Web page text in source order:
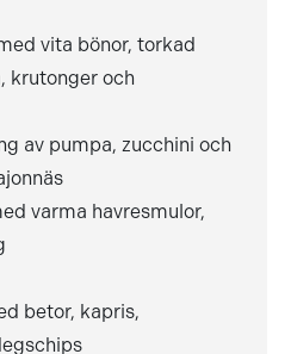
vita bönor, torkad
krutonger och
av pumpa, zucchini och
varma havresmulor,
betor, kapris,